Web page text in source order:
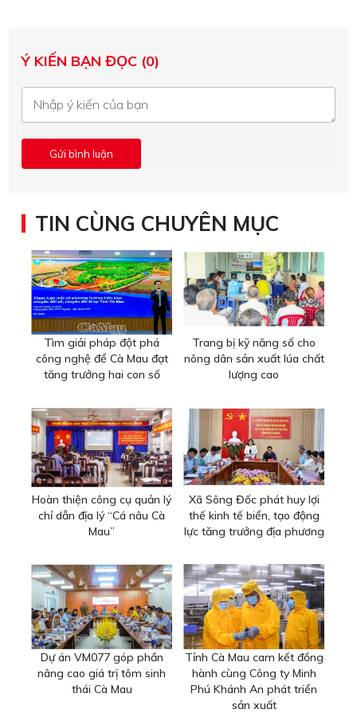
Ý KIẾN BẠN ĐỌC (0)
TIN CÙNG CHUYÊN MỤC
Tìm giải pháp đột phá
công nghệ để Cà Mau đạt
tăng trưởng hai con số
Trang bị kỹ năng số cho
nông dân sản xuất lúa chất
lượng cao
Hoàn thiện công cụ quản lý
chỉ dẫn địa lý “Cá nâu Cà
Mau”
Xã Sông Đốc phát huy lợi
thế kinh tế biển, tạo động
lực tăng trưởng địa phương
Dự án VM077 góp phần
nâng cao giá trị tôm sinh
thái Cà Mau
Tỉnh Cà Mau cam kết đồng
hành cùng Công ty Minh
Phú Khánh An phát triển
sản xuất